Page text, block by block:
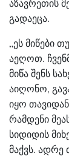
აზავრეთის
გადაეცა.
„ეს მიწები
აეღოთ.
მიწა შენს
აიღონო,
იყო
რამდენი
სიდიდის
მაქვს. ადრე